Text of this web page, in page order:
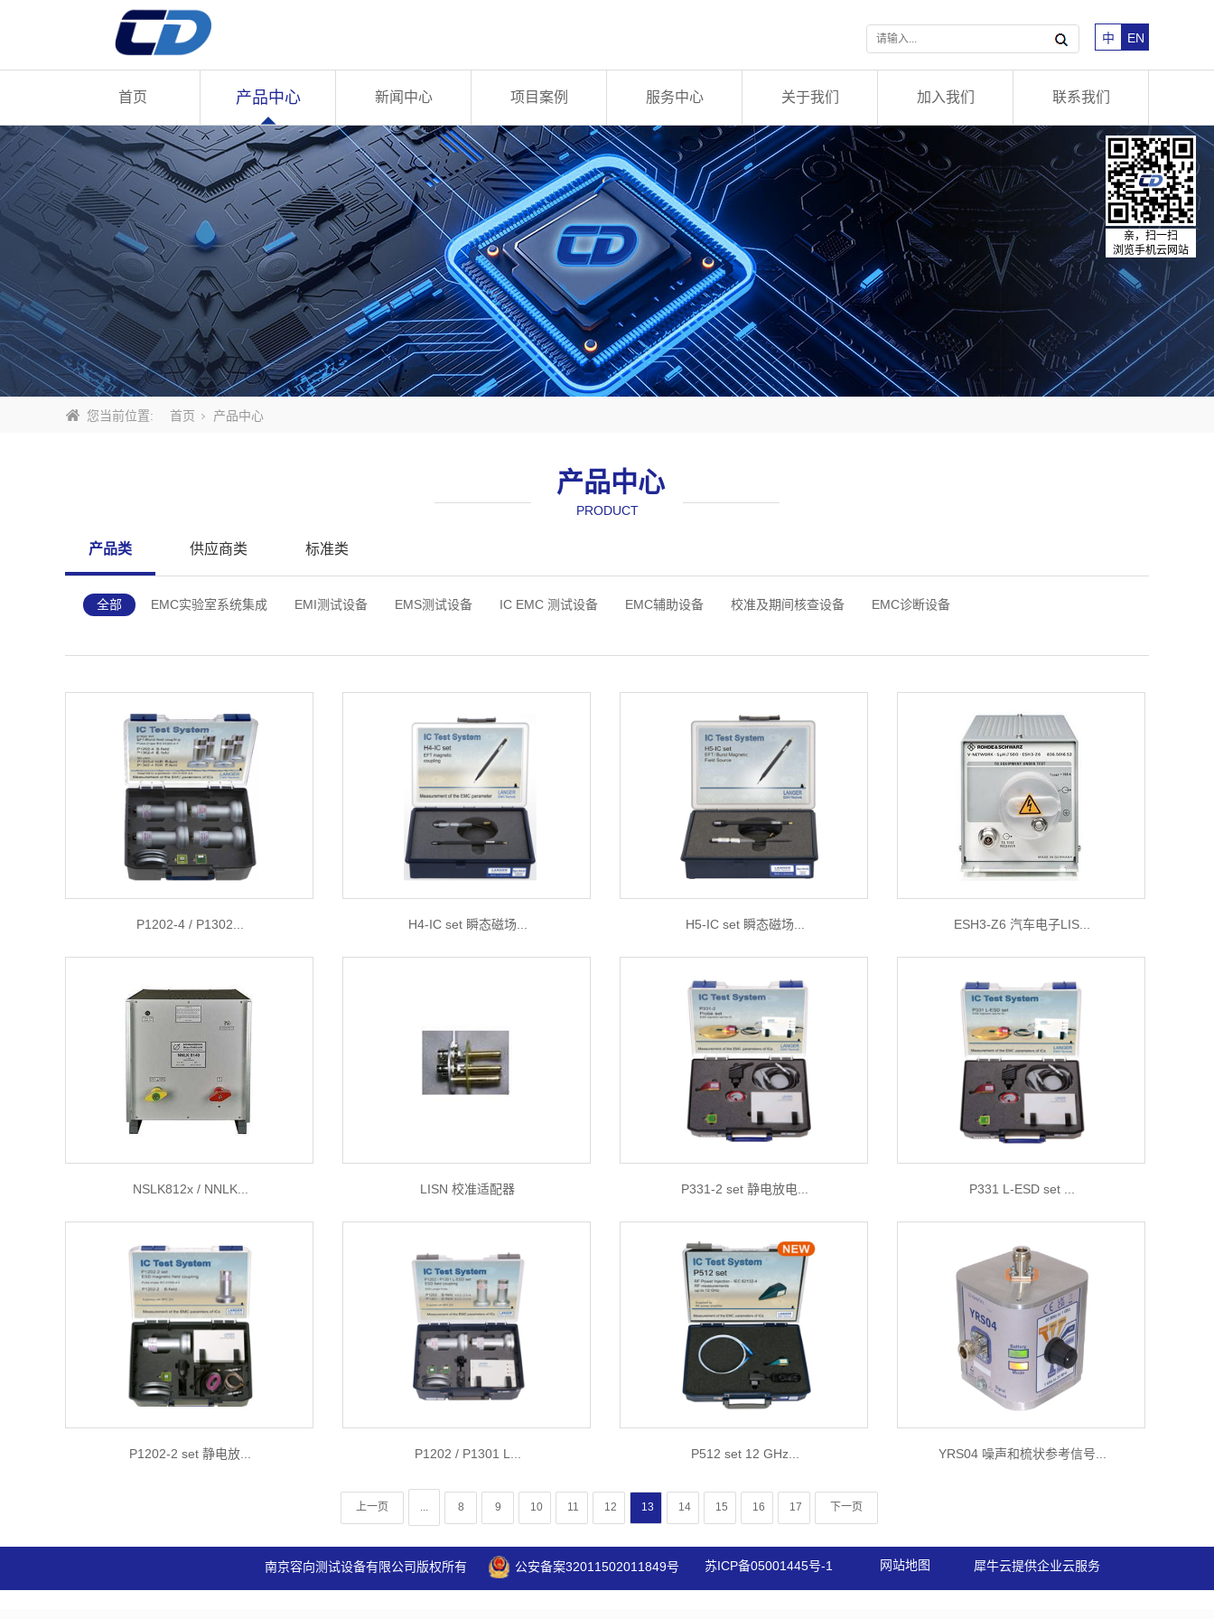
中 EN
首页 产品中心 新闻中心 项目案例 服务中心 关于我们 加入我们 联系我们
English
您当前位置: 首页 产品中心
产品中心
请输入文本内容
PRODUCT
产品类
全部 EMC实验室系统集成 EMI测试设备 EMS测试设备 IC EMC 测试设备 EMC辅助设备 校准及期间核查设备 EMC诊断设备
供应商类 标准类
P1202-4 / P1302... H4-IC set 瞬态磁场... H5-IC set 瞬态磁场... ESH3-Z6 汽车电子LIS...
NSLK812x / NNLK... LISN 校准适配器 P331-2 set 静电放电... P331 L-ESD set ...
P1202-2 set 静电放... P1202 / P1301 L... P512 set 12 GHz... YRS04 噪声和梳状参考信号...
上一页 ... 8 9 10 11 12 13 14 15 16 17 下一页
南京容向测试设备有限公司版权所有 公安备案32011502011849号 网站地图 犀牛云提供企业云服务
苏ICP备05001445号-1
亲，扫一扫
浏览手机云网站